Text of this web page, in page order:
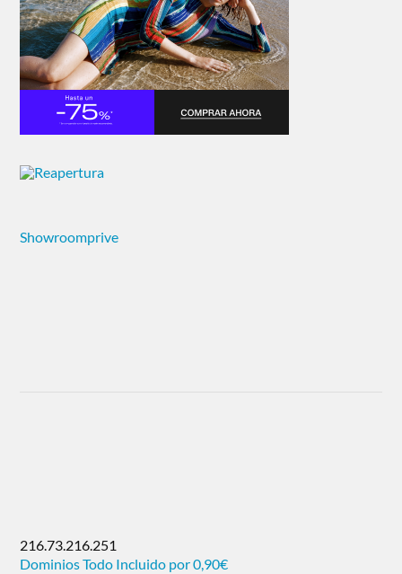
Showroomprive
216.73.216.251
Dominios Todo Incluido por 0,90€